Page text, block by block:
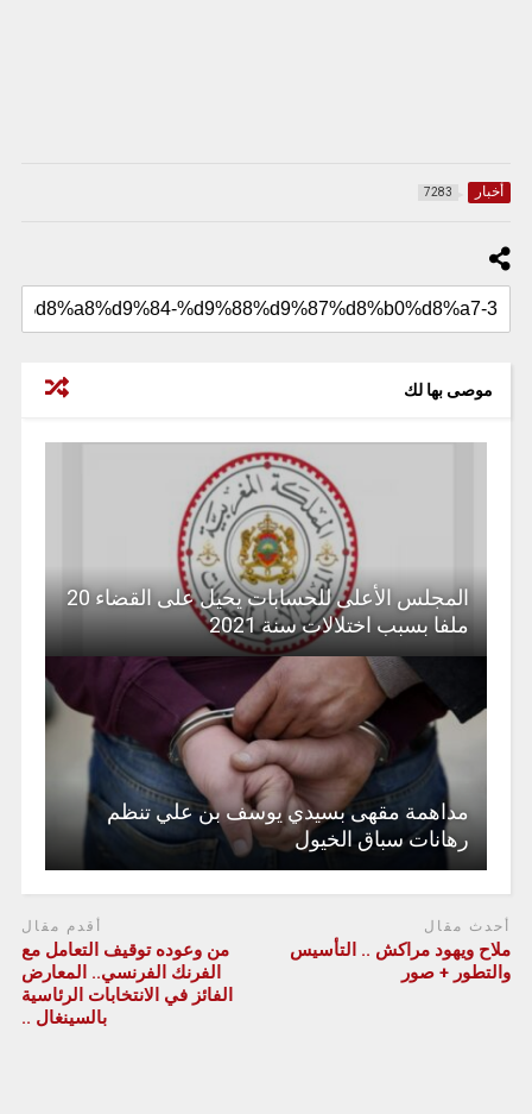
أخبار 7283
موصى بها لك
المجلس الأعلى للحسابات يحيل على القضاء 20
ملفا بسبب اختلالات سنة 2021
مداهمة مقهى بسيدي يوسف بن علي تنظم
رهانات سباق الخيول
أحدث مقال
ملاح ويهود مراكش .. التأسيس
والتطور + صور
أقدم مقال
من وعوده توقيف التعامل مع
الفرنك الفرنسي.. المعارض
الفائز في الانتخابات الرئاسية
بالسينغال ..